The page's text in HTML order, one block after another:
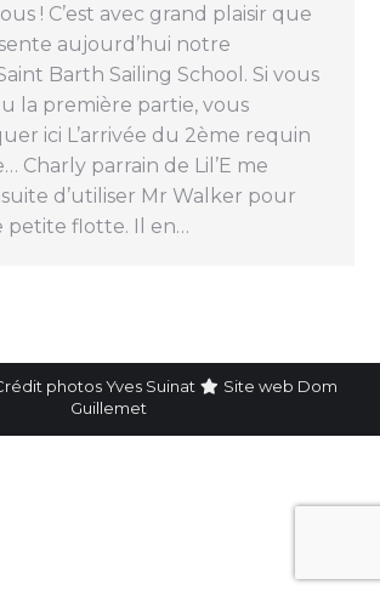
! C’est avec grand plaisir que
aujourd’hui notre
Barth Sailing School. Si vous
lu la première partie, vous
ici L’arrivée du 2ème requin
Charly parrain de Lil’E me
d’utiliser Mr Walker pour
petite flotte. Il en…
photos Yves Suinat Site web Dom
Guillemet